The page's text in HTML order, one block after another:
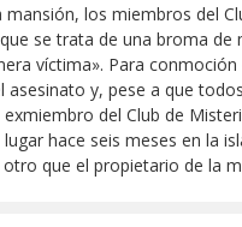
los miembros del
se trata de una broma
víctima». Para
asesinato y, pese a que
del Club de
hace seis meses en la
que el propietario de la